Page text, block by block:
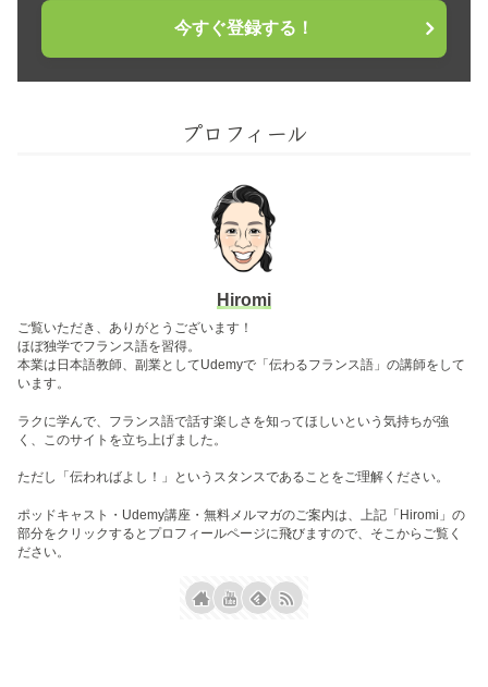
今すぐ登録する！
プロフィール
Hiromi
ご覧いただき、ありがとうございます！
ほぼ独学でフランス語を習得。
本業は日本語教師、副業としてUdemyで「伝わるフランス語」の講師をして
います。
ラクに学んで、フランス語で話す楽しさを知ってほしいという気持ちが強
く、このサイトを立ち上げました。
ただし「伝わればよし！」というスタンスであることをご理解ください。
ポッドキャスト・Udemy講座・無料メルマガのご案内は、上記「Hiromi」の
部分をクリックするとプロフィールページに飛びますので、そこからご覧く
ださい。